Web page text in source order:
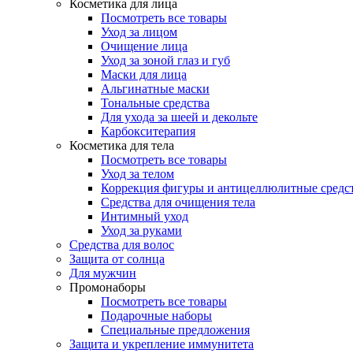
Косметика для лица
Посмотреть все товары
Уход за лицом
Очищение лица
Уход за зоной глаз и губ
Маски для лица
Альгинатные маски
Тональные средства
Для ухода за шеей и декольте
Карбокситерапия
Косметика для тела
Посмотреть все товары
Уход за телом
Коррекция фигуры и антицеллюлитные
Средства для очищения тела
Интимный уход
Уход за руками
Средства для волос
Защита от солнца
Для мужчин
Промонаборы
Посмотреть все товары
Подарочные наборы
Специальные предложения
Защита и укрепление иммунитета